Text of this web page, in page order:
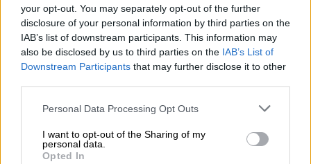
your opt-out. You may separately opt-out of the further
disclosure of your personal information by third parties on the
IAB’s list of downstream participants. This information may
also be disclosed by us to third parties on the IAB’s List of
Downstream Participants that may further disclose it to other
Please note that this website/app uses one or more Google
not limited to your visit or usage behaviour. You may click to
grant or deny consent to Google and its third-party tags to
Personal Data Processing Opt Outs
I want to opt-out of the Sharing of my
personal data.
Opted In